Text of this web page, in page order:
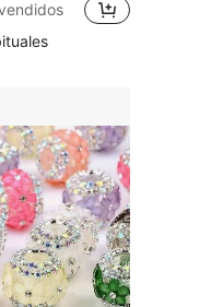
en nuevo Joyería DIY